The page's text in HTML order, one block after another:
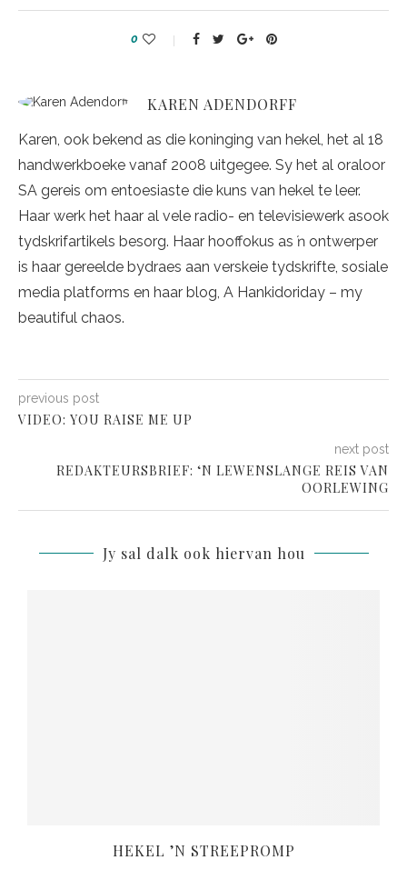
0
KAREN ADENDORFF
Karen, ook bekend as die koninging van hekel, het al 18
handwerkboeke vanaf 2008 uitgegee. Sy het al oraloor
SA gereis om entoesiaste die kuns van hekel te leer.
Haar werk het haar al vele radio- en televisiewerk asook
tydskrifartikels besorg. Haar hooffokus as ŉ ontwerper
is haar gereelde bydraes aan verskeie tydskrifte, sosiale
media platforms en haar blog, A Hankidoriday – my
beautiful chaos.
previous post
VIDEO: YOU RAISE ME UP
next post
REDAKTEURSBRIEF: ‘N LEWENSLANGE REIS VAN
OORLEWING
Jy sal dalk ook hiervan hou
HEKEL ’N STREEPROMP